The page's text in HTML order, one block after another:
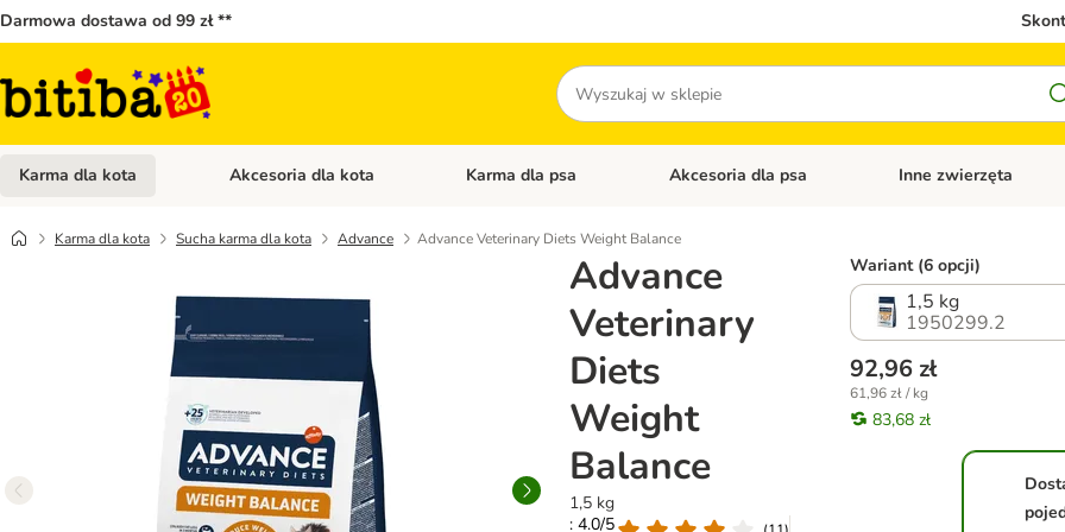
Darmowa dostawa od 99 zł **
Szukaj
Karma dla kota Otwórz menu kategorii: Karma dla kota
Akcesoria dla kota Otwórz menu kategorii: Akcesoria dla kota
Karma dla psa Otwórz menu kategorii: Karma dla psa
Akcesoria dla psa Otwórz menu kategorii:
Inne zwierzęta
Karma dla kota Sucha karma dla kota Advance Advance Veterinary Diets Weight Balance
Advance
Veterinary
Diets
Weight
Balance
1,5 kg
: 4.0/5
Wariant (6 opcji)
1,5 kg
1950299.2
92,96 zł
61,96 zł / kg
83,68 zł